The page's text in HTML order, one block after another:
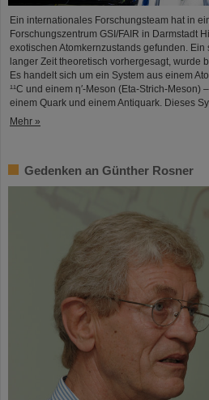
Ein internationales Forschungsteam hat in
Forschungszentrum GSI/FAIR in Darmstadt
exotischen Atomkernzustands gefunden.
langer Zeit theoretisch vorhergesagt, wurde
Es handelt sich um ein System aus einem
¹¹C und einem η′‑Meson (Eta-Strich-
einem Quark und einem Antiquark. Dieses
Mehr »
Gedenken an Günther Rosner